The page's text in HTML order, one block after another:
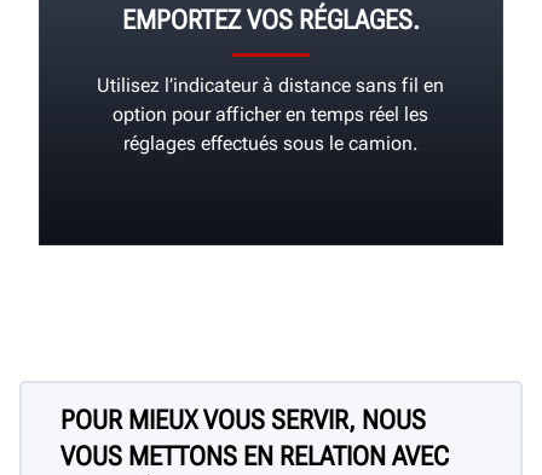
EMPORTEZ VOS RÉGLAGES.
Utilisez l’indicateur à distance sans fil en
option pour afficher en temps réel les
réglages effectués sous le camion.
POUR MIEUX VOUS SERVIR, NOUS
VOUS METTONS EN RELATION AVEC